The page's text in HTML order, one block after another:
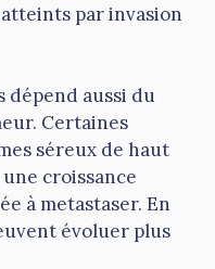
par invasion
dépend aussi du
Certaines
séreux de haut
croissance
à metastaser. En
évoluer plus